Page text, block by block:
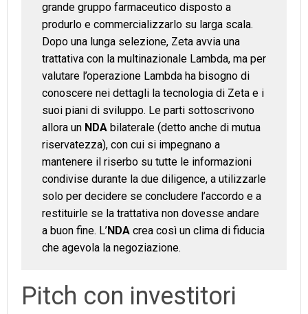
grande gruppo farmaceutico disposto a
produrlo e commercializzarlo su larga scala.
Dopo una lunga selezione, Zeta avvia una
trattativa con la multinazionale Lambda, ma per
valutare l’operazione Lambda ha bisogno di
conoscere nei dettagli la tecnologia di Zeta e i
suoi piani di sviluppo. Le parti sottoscrivono
allora un NDA bilaterale (detto anche di mutua
riservatezza), con cui si impegnano a
mantenere il riserbo su tutte le informazioni
condivise durante la due diligence, a utilizzarle
solo per decidere se concludere l’accordo e a
restituirle se la trattativa non dovesse andare
a buon fine. L’NDA crea così un clima di fiducia
che agevola la negoziazione.
Pitch con investitori